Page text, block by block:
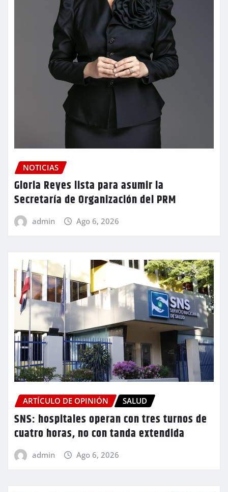
NOTICIAS
Gloria Reyes lista para asumir la
Secretaría de Organización del PRM
admin Ago 6, 2026
ARTÍCULO DE OPINIÓN SALUD
SNS: hospitales operan con tres turnos de
cuatro horas, no con tanda extendida
admin Ago 6, 2026